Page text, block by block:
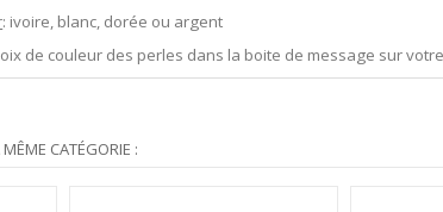
: ivoire, blanc, dorée ou argent
de couleur des perles dans la boite de message sur
CATÉGORIE :